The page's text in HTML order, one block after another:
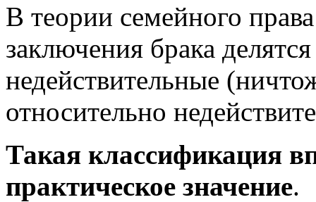
В теории семейного
заключения брака
недействительные
относительно
Такая классификация
практическое значение.